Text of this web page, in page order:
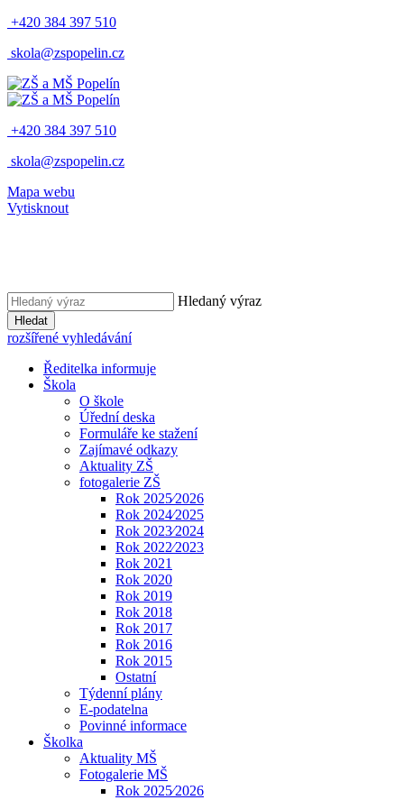
+420 384 397 510
skola@zspopelin.cz
+420 384 397 510
skola@zspopelin.cz
Mapa webu
Vytisknout
Hledaný výraz
Hledat
rozšířené vyhledávání
Ředitelka informuje
Škola
O škole
Úřední deska
Formuláře ke stažení
Zajímavé odkazy
Aktuality ZŠ
fotogalerie ZŠ
Rok 2025⁄2026
Rok 2024⁄2025
Rok 2023⁄2024
Rok 2022⁄2023
Rok 2021
Rok 2020
Rok 2019
Rok 2018
Rok 2017
Rok 2016
Rok 2015
Ostatní
Týdenní plány
E-podatelna
Povinné informace
Školka
Aktuality MŠ
Fotogalerie MŠ
Rok 2025⁄2026